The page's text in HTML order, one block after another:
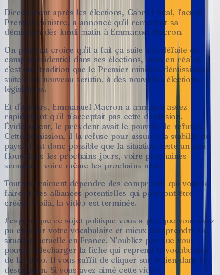
Directement après les élections, Gabriel Attal, l'actuel
Premier ministre, a annoncé qu'il remettrait sa
démission dès lundi matin à Emmanuel Macron.
On pourrait croire qu'il a fait ça suite à la défaite du
camp présidentiel dans ses élections, mais en réalité,
c'est une tradition que le Premier ministre démissionne
suite à un nouveau scrutin, à des nouvelles élections
législatives.
Et d'ailleurs, Emmanuel Macron a annoncé assez
rapidement qu'il n'acceptait pas cette démission.
Évidemment, le président avait le pouvoir de refuser.
Cette démission, il la refuse pour assurer la stabilité du
pays. Il est donc possible que la situation reste un peu
floue dans les prochains jours, voire prochaines
semaines, voire même les prochains mois.
Tout va vraiment dépendre des compromis qui vont se
faire et des alliances potentielles qui pourront être
créées. Voilà, la vidéo est terminée.
J'espère que ce sujet politique vous a plu, que vous avez
pu enrichir votre vocabulaire et mieux comprendre la
situation actuelle en France. N'oubliez pas que vous
pouvez télécharger la fiche qui reprend le vocabulaire
de la vidéo. Il vous suffit de cliquer sur le lien dans la
description. Si vous avez aimé cette vidéo,